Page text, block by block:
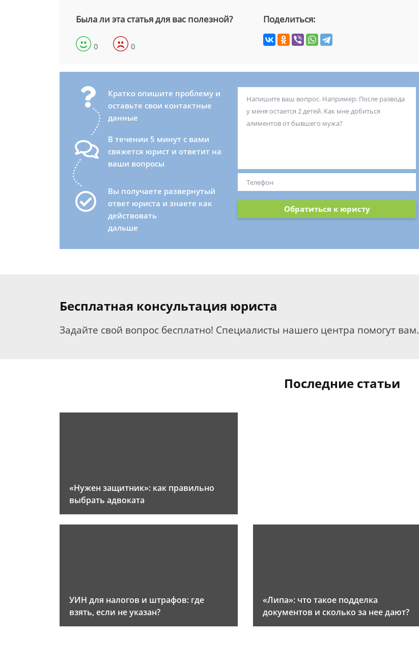
Была ли эта статья для вас полезной?
0 0
Поделиться:
Кратко опишите проблему и
оставьте свои контактные
данные
В течении 5 минут с вами
свяжется юрист и ответит на
ваши вопросы
Вы получаете развернутый
ответ юриста и знаете как
действовать
дальше
Обратиться к юристу
Бесплатная консультация юриста
Задайте свой вопрос бесплатно! Специалисты нашего центра помогут вам.
Последние статьи
«Нужен защитник»: как правильно
выбрать адвоката
УИН для налогов и штрафов: где
взять, если не указан?
«Липа»: что такое подделка
документов и сколько за нее дают?